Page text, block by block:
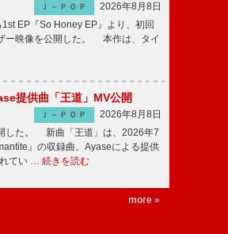
Ｊ－ＰＯＰ
2026年8月8日
EP『So Honey EP』より、初回
ー映像を公開した。 本作は、タイ
提供曲「王道」MV公開
Ｊ－ＰＯＰ
2026年8月8日
した。 新曲「王道」は、2026年7
』の収録曲。Ayaseによる提供
れてい … 続きを読む
more »